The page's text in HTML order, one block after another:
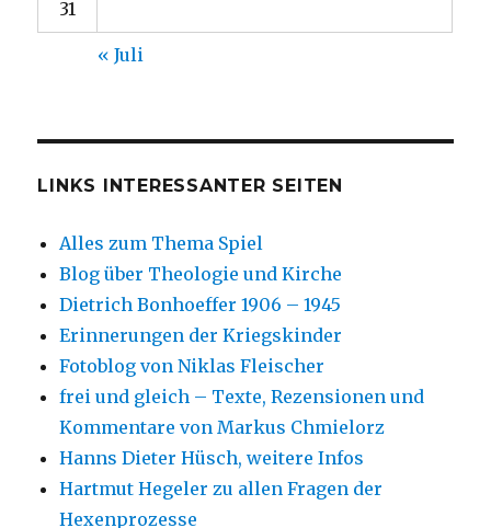
31
« Juli
LINKS INTERESSANTER SEITEN
Alles zum Thema Spiel
Blog über Theologie und Kirche
Dietrich Bonhoeffer 1906 – 1945
Erinnerungen der Kriegskinder
Fotoblog von Niklas Fleischer
frei und gleich – Texte, Rezensionen und
Kommentare von Markus Chmielorz
Hanns Dieter Hüsch, weitere Infos
Hartmut Hegeler zu allen Fragen der
Hexenprozesse